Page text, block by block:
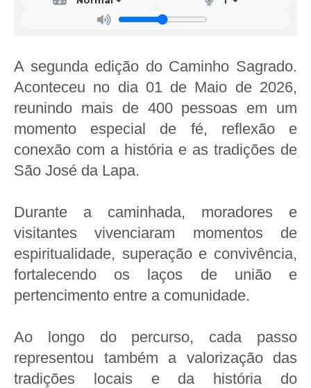
A segunda edição do Caminho Sagrado.
Aconteceu no dia 01 de Maio de 2026,
reunindo mais de 400 pessoas em um
momento especial de fé, reflexão e
conexão com a história e as tradições de
São José da Lapa.
Durante a caminhada, moradores e
visitantes vivenciaram momentos de
espiritualidade, superação e convivência,
fortalecendo os laços de união e
pertencimento entre a comunidade.
Ao longo do percurso, cada passo
representou também a valorização das
tradições locais e da história do